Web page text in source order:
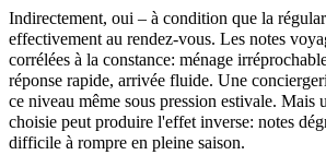
Indirectement, oui – à condition que la
effectivement au rendez-vous. Les notes
corrélées à la constance: ménage
réponse rapide, arrivée fluide. Une
ce niveau même sous pression estivale. Mais
choisie peut produire l'effet inverse: notes
difficile à rompre en pleine saison.